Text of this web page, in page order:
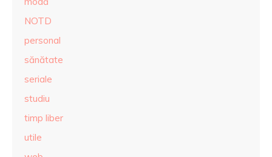
NOTD
personal
sănătate
seriale
studiu
timp liber
utile